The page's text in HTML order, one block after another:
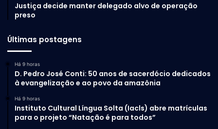
Justiça decide manter delegado alvo de operação
preso
Últimas postagens
Há 9 horas
D. Pedro José Conti: 50 anos de sacerdócio dedicados
à evangelização e ao povo da amazônia
Há 9 horas
Instituto Cultural Língua Solta (Iacls) abre matrículas
para o projeto “Natação é para todos”